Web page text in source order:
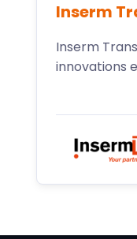
Inserm
Inserm
innovations